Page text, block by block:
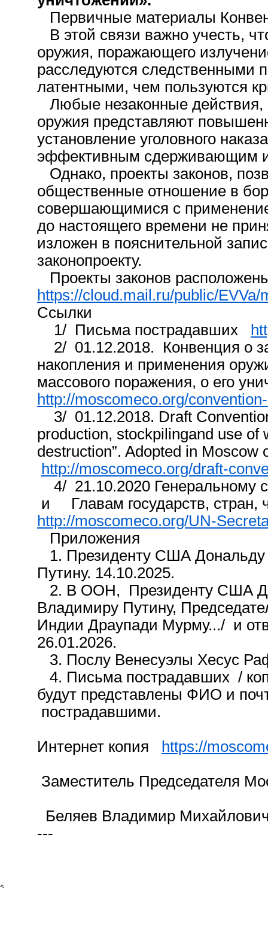
Первичные материалы
В этой связи важно учесть,
оружия, поражающего
расследуются следственными
латентными, чем пользуются
Любые незаконные действия,
оружия представляют
установление уголовного
эффективным сдерживающим
Однако, проекты законов,
общественные отношение в
совершающимися с
до настоящего времени не
изложен в пояснительной
законопроекту.
Проекты законов
https://cloud.mail.ru/public/EVVa/
Ссылки
1/ Письма пострадавших
2/ 01.12.2018. Конвенция о
накопления и применения
массового поражения, о его
http://moscomeco.org/
3/ 01.12.2018. Draft
production, stockpilingand use of
destruction”. Adopted in Moscow
http://moscomeco.org/draft-
4/ 21.10.2020 Генеральному
и Главам государств,
http://moscomeco.org/UN-
Приложения
1. Президенту США
Путину. 14.10.2025.
2. В ООН, Президенту США
Владимиру Путину,
Индии Драупади Мурму.../ и
26.01.2026.
3. Послу Венесуэлы Хесус
4. Письма пострадавших /
будут представлены ФИО и
пострадавшими.
Интернет копия https://
Заместитель Председателя
Беляев Владимир
---
<